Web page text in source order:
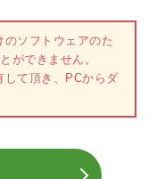
のソフトウェアのた
ができません。
して頂き、PCからダ